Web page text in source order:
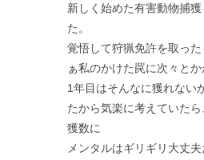
新しく始めた有害動物捕
た。
覚悟して狩猟免許を取っ
ぁ私のかけた罠に次々とか
1年目はそんなに獲れない
たから気楽に考えていた
獲数に
メンタルはギリギリ大丈